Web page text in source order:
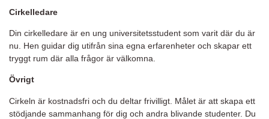
Cirkelledare
Din cirkelledare är en ung universitetsstudent som varit där du är
nu. Hen guidar dig utifrån sina egna erfarenheter och skapar ett
tryggt rum där alla frågor är välkomna.
Övrigt
Cirkeln är kostnadsfri och du deltar frivilligt. Målet är att skapa ett
stödjande sammanhang för dig och andra blivande studenter. Du